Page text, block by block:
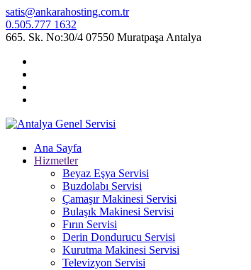
satis@ankarahosting.com.tr
0.505.777 1632
665. Sk. No:30/4 07550 Muratpaşa Antalya
Ana Sayfa
Hizmetler
Beyaz Eşya Servisi
Buzdolabı Servisi
Çamaşır Makinesi Servisi
Bulaşık Makinesi Servisi
Fırın Servisi
Derin Dondurucu Servisi
Kurutma Makinesi Servisi
Televizyon Servisi